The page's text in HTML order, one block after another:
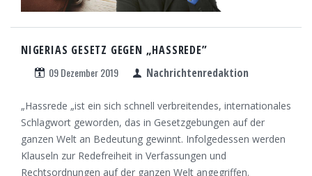
NIGERIAS GESETZ GEGEN „HASSREDE”
09 Dezember 2019 Nachrichtenredaktion
„Hassrede „ist ein sich schnell verbreitendes, internationales
Schlagwort geworden, das in Gesetzgebungen auf der
ganzen Welt an Bedeutung gewinnt. Infolgedessen werden
Klauseln zur Redefreiheit in Verfassungen und
Rechtsordnungen auf der ganzen Welt angegriffen.